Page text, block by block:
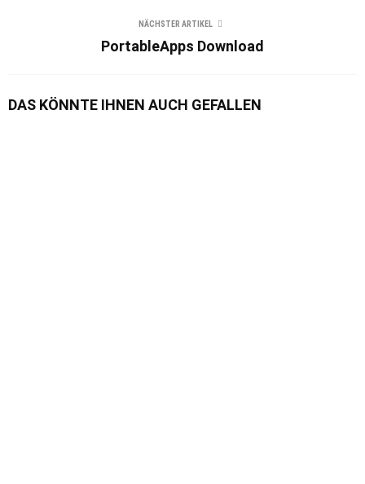
NÄCHSTER ARTIKEL
PortableApps Download
DAS KÖNNTE IHNEN AUCH GEFALLEN